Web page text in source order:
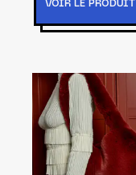
VOIR LE PRODUIT